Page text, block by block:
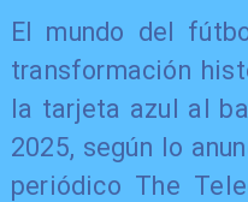
El mundo del
transformación
la tarjeta azul al
2025, según lo
periódico The